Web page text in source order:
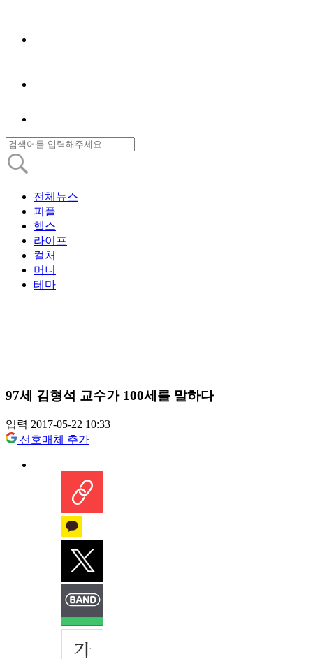
전체뉴스
피플
헬스
라이프
컬처
머니
테마
97세 김형석 교수가 100세를 말하다
입력 2017-05-22 10:33
선호매체 추가